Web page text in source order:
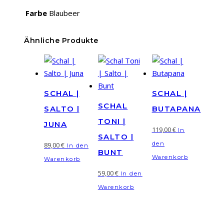
Farbe Blaubeer
Ähnliche Produkte
SCHAL |
SALTO |
JUNA
89,00€ In den
Warenkorb
SCHAL
TONI |
SALTO |
BUNT
59,00€ In den
Warenkorb
SCHAL |
BUTAPANA
119,00€ In
den
Warenkorb